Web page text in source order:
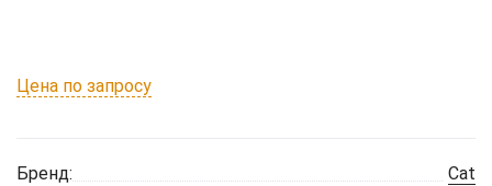
Цена по запросу
Бренд:
Cat